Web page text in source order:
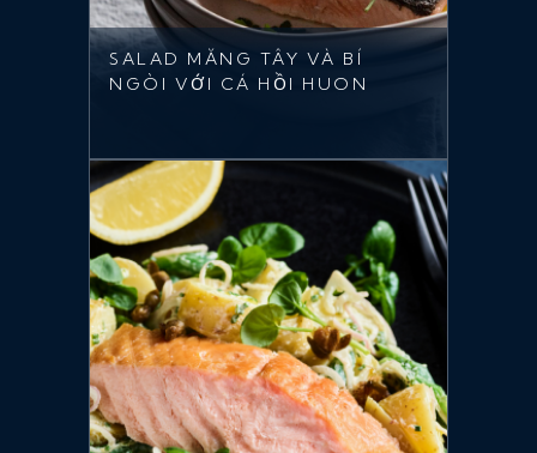
SALAD MĂNG TÂY VÀ BÍ
NGÒI VỚI CÁ HỒI HUON